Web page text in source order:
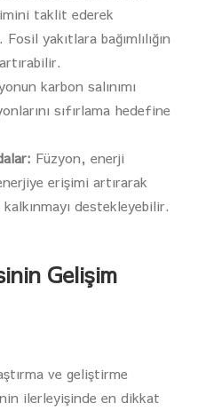
taklit ederek
yakıtlara bağımlılığın
karbon salınımı
sıfırlama hedefine
Füzyon, enerji
erişimi artırarak
destekleyebilir.
Gelişim
ve geliştirme
ilerleyişinde en dikkat